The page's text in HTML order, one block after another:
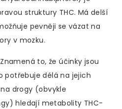
struktury THC. Má delší
pevněji se vázat na
v mozku.
to, že účinky jsou
potřebuje délá na jejich
drogy (obvykle
hledají metabolity THC-